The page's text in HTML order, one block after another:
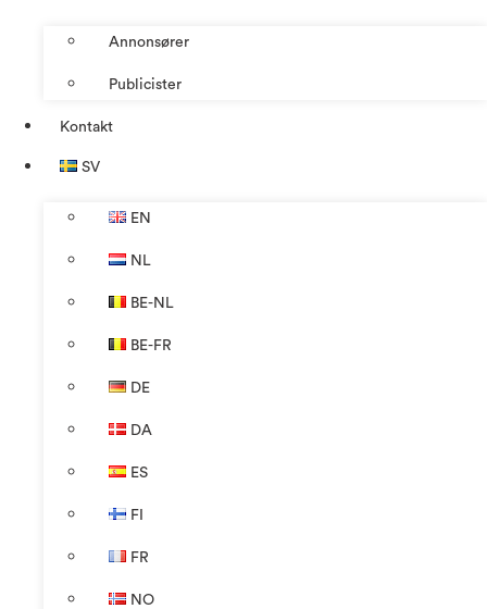
Annonsører
Publicister
Kontakt
SV
EN
NL
BE-NL
BE-FR
DE
DA
ES
FI
FR
NO